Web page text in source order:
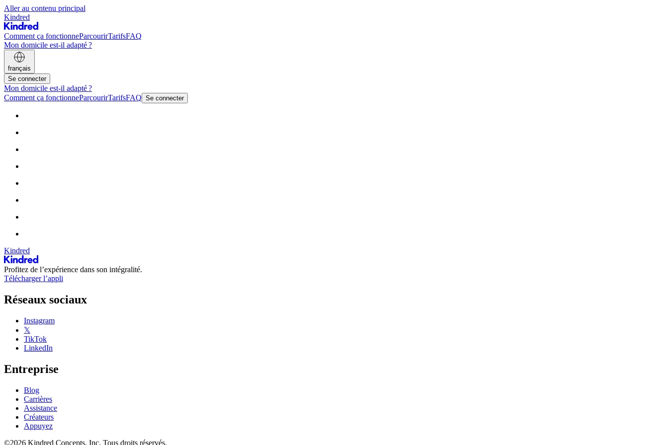
Aller au contenu principal
Kindred
Comment ça fonctionneParcourirTarifsFAQ
Mon domicile est-il adapté ?
français
Se connecter
Mon domicile est-il adapté ?
Comment ça fonctionneParcourirTarifsFAQ Se connecter
Kindred
Profitez de l’expérience dans son intégralité.
Télécharger l’appli
Réseaux sociaux
Instagram
𝕏
TikTok
LinkedIn
Entreprise
Blog
Carrières
Assistance
Créateurs
Appuyez
©2026 Kindred Concepts, Inc. Tous droits réservés.